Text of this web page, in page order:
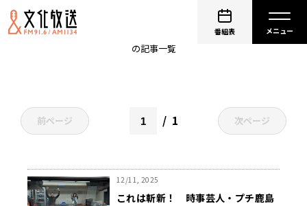
番組表
の記事一覧
前ページ 1 次ページ
12/11, 2025
これは斬新！ 時事芸人・プチ鹿島